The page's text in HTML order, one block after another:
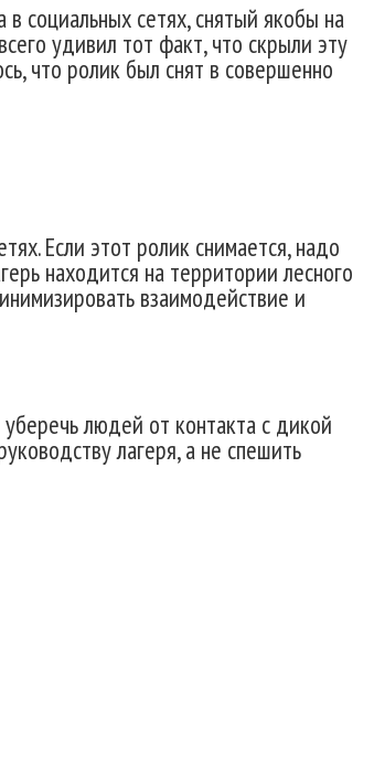
социальных сетях, снятый якобы на
удивил тот факт, что скрыли эту
что ролик был снят в совершенно
Если этот ролик снимается, надо
находится на территории лесного
взаимодействие и
людей от контакта с дикой
лагеря, а не спешить